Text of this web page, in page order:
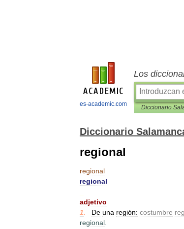
es-academic.com
Los
Diccionario
regional
regional
regional
adjetivo
1. De una región: costumbre
regional